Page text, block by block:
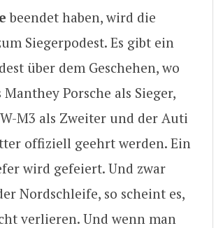
beendet haben, wird die
Siegerpodest. Es gibt ein
über dem Geschehen, wo
Manthey Porsche als Sieger,
M3 als Zweiter und der Auti
offiziell geehrt werden. Ein
wird gefeiert. Und zwar
Nordschleife, so scheint es,
verlieren. Und wenn man